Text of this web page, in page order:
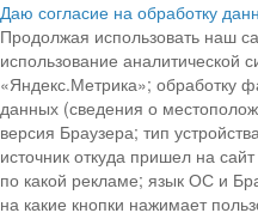
Даю согласие на обработку
Продолжая использовать наш
использование аналитической
«Яндекс.Метрика»; обработку
данных (сведения о
версия Браузера; тип
источник откуда пришел на
по какой рекламе; язык ОС и
на какие кнопки нажимает